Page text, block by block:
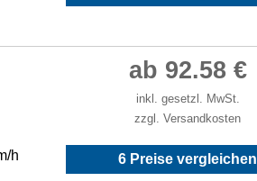
h
ab 92.58 €
inkl. gesetzl. MwSt.
zzgl. Versandkosten
6 Preise vergleichen